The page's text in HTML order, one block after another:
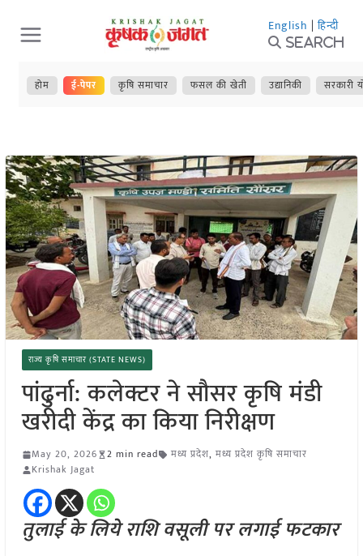
Skip
to
content
English | हिन्दी
Search
होम ई-पेपर कृषि समाचार फसल की खेती उद्यानिकी सरकारी
राज्य कृषि समाचार (STATE NEWS)
पांढुर्ना: कलेक्टर ने सौसर कृषि मंडी
खरीदी केंद्र का किया निरीक्षण
May 20, 2026 2 min read मध्य प्रदेश, मध्य प्रदेश कृषि समाचार
Krishak Jagat
तुलाई के लिये राशि वसूली पर लगाई फटकार